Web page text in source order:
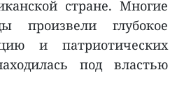
стране. Многие
произвели глубокое
и патриотических
под властью